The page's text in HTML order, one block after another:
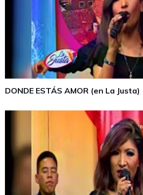
DONDE ESTÁS AMOR (en La Justa)